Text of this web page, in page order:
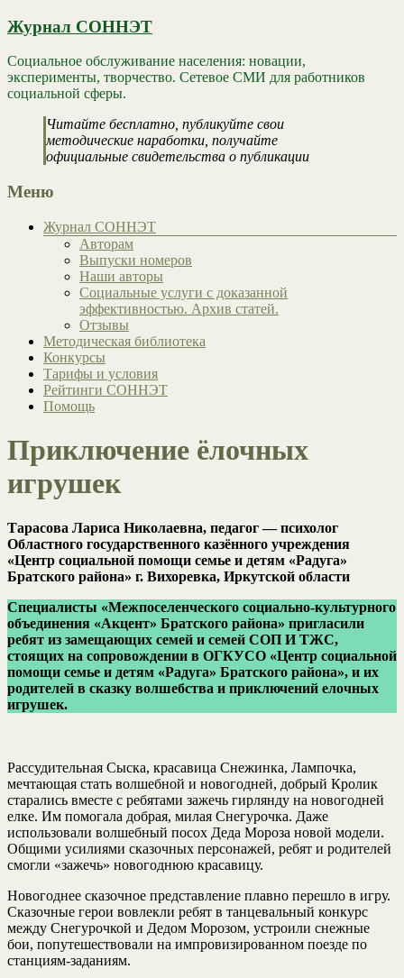
Журнал СОННЭТ
Социальное обслуживание населения: новации,
эксперименты, творчество. Сетевое СМИ для работников
социальной сферы.
Читайте бесплатно, публикуйте свои
методические наработки, получайте
официальные свидетельства о публикации
Меню
Журнал СОННЭТ
Авторам
Выпуски номеров
Наши авторы
Социальные услуги с доказанной
эффективностью. Архив статей.
Отзывы
Методическая библиотека
Конкурсы
Тарифы и условия
Рейтинги СОННЭТ
Помощь
Приключение ёлочных
игрушек
Тарасова Лариса Николаевна, педагог — психолог
Областного государственного казённого учреждения
«Центр социальной помощи семье и детям «Радуга»
Братского района» г. Вихоревка, Иркутской области
Специалисты «Межпоселенческого социально-культурного
объединения «Акцент» Братского района» пригласили
ребят из замещающих семей и семей СОП И ТЖС,
стоящих на сопровождении в ОГКУСО «Центр социальной
помощи семье и детям «Радуга» Братского района», и их
родителей в сказку волшебства и приключений елочных
игрушек.
Рассудительная Сыска, красавица Снежинка, Лампочка,
мечтающая стать волшебной и новогодней, добрый Кролик
старались вместе с ребятами зажечь гирлянду на новогодней
елке. Им помогала добрая, милая Снегурочка. Даже
использовали волшебный посох Деда Мороза новой модели.
Общими усилиями сказочных персонажей, ребят и родителей
смогли «зажечь» новогоднюю красавицу.
Новогоднее сказочное представление плавно перешло в игру.
Сказочные герои вовлекли ребят в танцевальный конкурс
между Снегурочкой и Дедом Морозом, устроили снежные
бои, попутешествовали на импровизированном поезде по
станциям-заданиям.